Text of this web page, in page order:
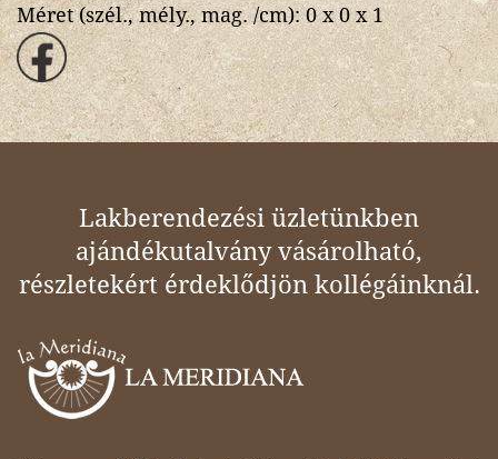
Méret (szél., mély., mag. /cm):0 x 0 x 1
Lakberendezési üzletünkben
ajándékutalvány vásárolható,
részletekért érdeklődjön kollégáinknál.